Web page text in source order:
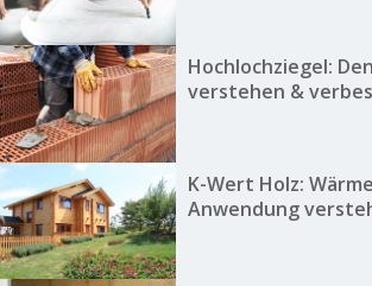
Hochlochziegel:
verstehen &
K-Wert Holz:
Anwendung